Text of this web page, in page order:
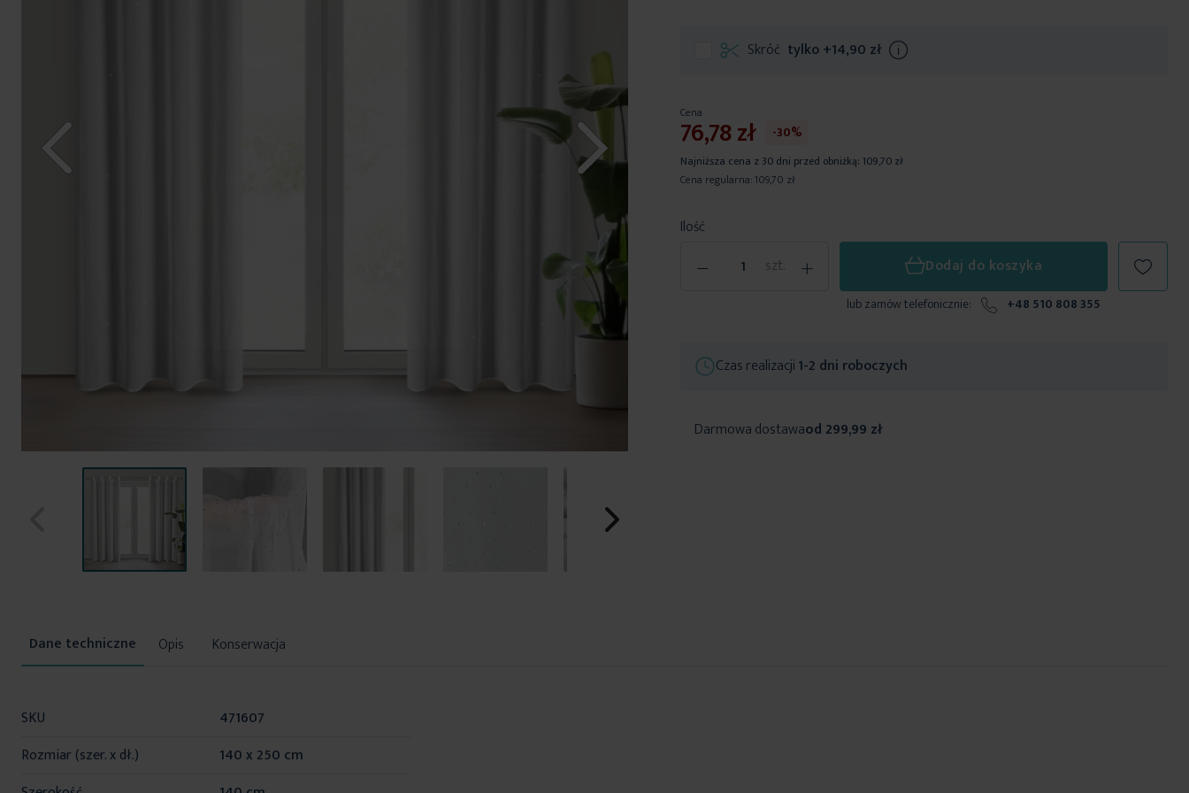
galerii
Skróć tylko+14,90 zł
Info
Ilość
- szt. +
Cena
76,78 zł -30%
Najniższa cena z 30 dni przed obniżką:109,70 zł
Cena regularna: 109,70 zł
Dodaj do koszyka
lub zamów telefonicznie: +48 510 808 355
Czas realizacji1-2 dni roboczych
Darmowa dostawaod 299,99 zł
Opis Konserwacja
Więcej
SKU
471607
Rozmiar (szer. x dł.)
140 x 250 cm